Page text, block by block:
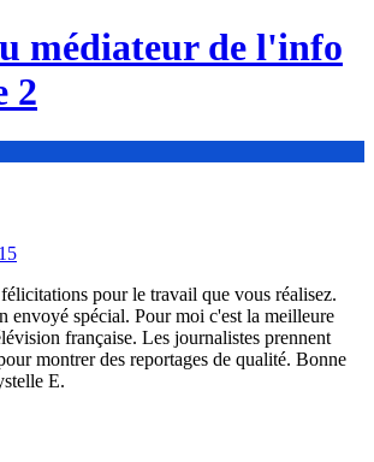
médiateur de l'info
2
félicitations pour le travail que vous réalisez.
envoyé spécial. Pour moi c'est la meilleure
française. Les journalistes prennent
montrer des reportages de qualité. Bonne
E.